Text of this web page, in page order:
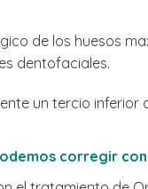
de los huesos
dentofaciales.
un tercio
corregir